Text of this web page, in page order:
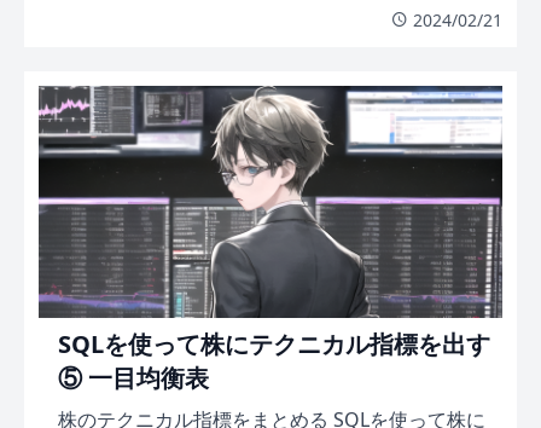
2024/02/21
SQLを使って株にテクニカル指標を出す
⑤ 一目均衡表
株のテクニカル指標をまとめる SQLを使って株に